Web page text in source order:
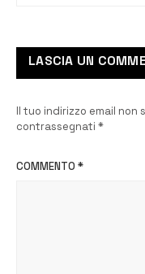
LASCIA UN
Il tuo indirizzo email non
contrassegnati *
COMMENTO *